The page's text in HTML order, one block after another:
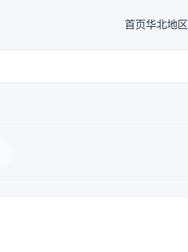
首页华北地区